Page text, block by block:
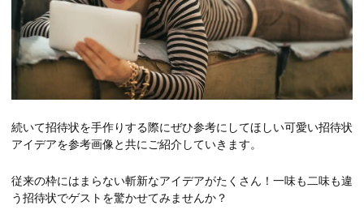
続いて招待状を手作りする際にぜひ参考にしてほしい可愛い招待状
アイデアを参考画像と共にご紹介していきます。
従来の枠にはまらない斬新なアイデアがたくさん！一味も二味も違
う招待状でゲストを驚かせてみませんか？